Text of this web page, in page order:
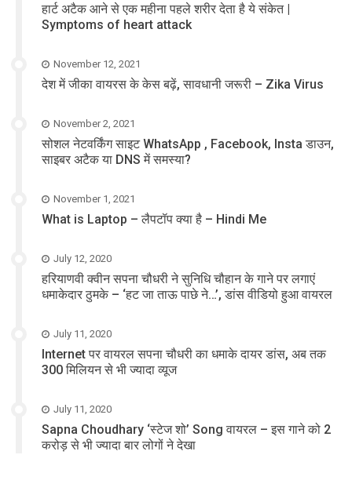
हार्ट अटैक आने से एक महीना पहले शरीर देता है ये संकेत |
Symptoms of heart attack
November 12, 2021
देश में जीका वायरस के केस बढ़ें, सावधानी जरूरी – Zika Virus
November 2, 2021
सोशल नेटवर्किंग साइट WhatsApp , Facebook, Insta डाउन,
साइबर अटैक या DNS में समस्या?
November 1, 2021
What is Laptop – लैपटॉप क्या है – Hindi Me
July 12, 2020
हरियाणवी क्वीन सपना चौधरी ने सुनिधि चौहान के गाने पर लगाएं
धमाकेदार ठुमके – ‘हट जा ताऊ पाछे ने…’, डांस वीडियो हुआ वायरल
July 11, 2020
Internet पर वायरल सपना चौधरी का धमाके दायर डांस, अब तक
300 मिलियन से भी ज्यादा व्यूज
July 11, 2020
Sapna Choudhary ‘स्टेज शो’ Song वायरल – इस गाने को 2
करोड़ से भी ज्यादा बार लोगों ने देखा